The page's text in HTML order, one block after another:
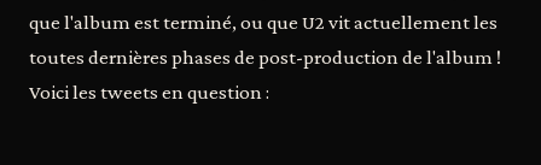
que l'album est terminé, ou que U2 vit actuellement les
toutes dernières phases de post-production de l'album !
Voici les tweets en question :